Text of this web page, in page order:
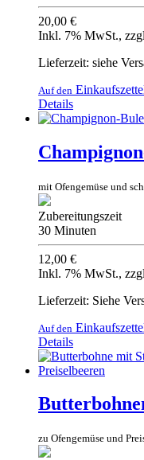
20,00 €
Inkl. 7% MwSt.,
Lieferzeit: siehe
Auf den
Details
mit Ofengemüse und
Zubereitungszeit
30 Minuten
12,00 €
Inkl. 7% MwSt.,
Lieferzeit: Siehe
Auf den
Details
zu Ofengemüse und